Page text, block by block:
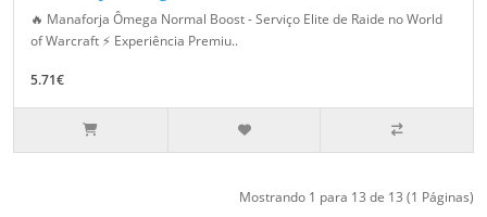
🔥 Manaforja Ômega Normal Boost - Serviço Elite de Raide no World
of Warcraft ⚡ Experiência Premiu..
5.71€
Mostrando 1 para 13 de 13 (1 Páginas)